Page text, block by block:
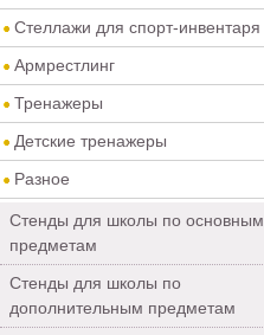
Стеллажи для спорт-инвентаря
Армрестлинг
Тренажеры
Детские тренажеры
Разное
Стенды для школы по основным
предметам
Стенды для школы по
дополнительным предметам